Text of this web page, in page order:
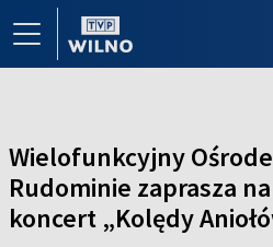
Wielofunkcyjny
Rudominie zaprasza
koncert „Kolędy